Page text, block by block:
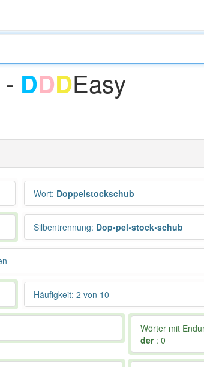
DDDEasy
Wort: Doppelstockschub
Silbentrennung: Dop•pel•stock•schub
Häufigkeit: 2 von 10
Wörter mit
der: 0